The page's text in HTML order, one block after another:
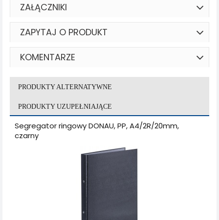
ZAŁĄCZNIKI
ZAPYTAJ O PRODUKT
KOMENTARZE
PRODUKTY ALTERNATYWNE
PRODUKTY UZUPEŁNIAJĄCE
Segregator ringowy DONAU, PP, A4/2R/20mm,
czarny